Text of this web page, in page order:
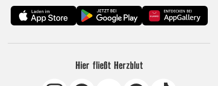
Hier fließt Herzblut